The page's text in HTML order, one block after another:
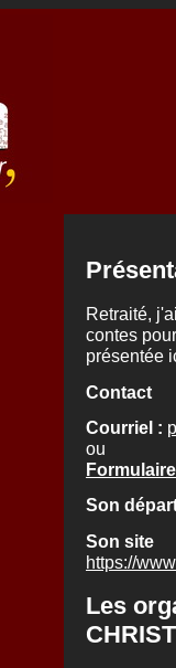
Retraité,
contes
présentée
Contact
Courriel :
ou
Son
Son site
https://
Les